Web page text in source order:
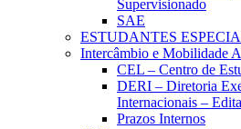
Supervisionado
SAE
ESTUDANTES
Intercâmbio e Mobilidade
CEL – Centro de
DERI – Diretoria
Internacionais –
Prazos Internos